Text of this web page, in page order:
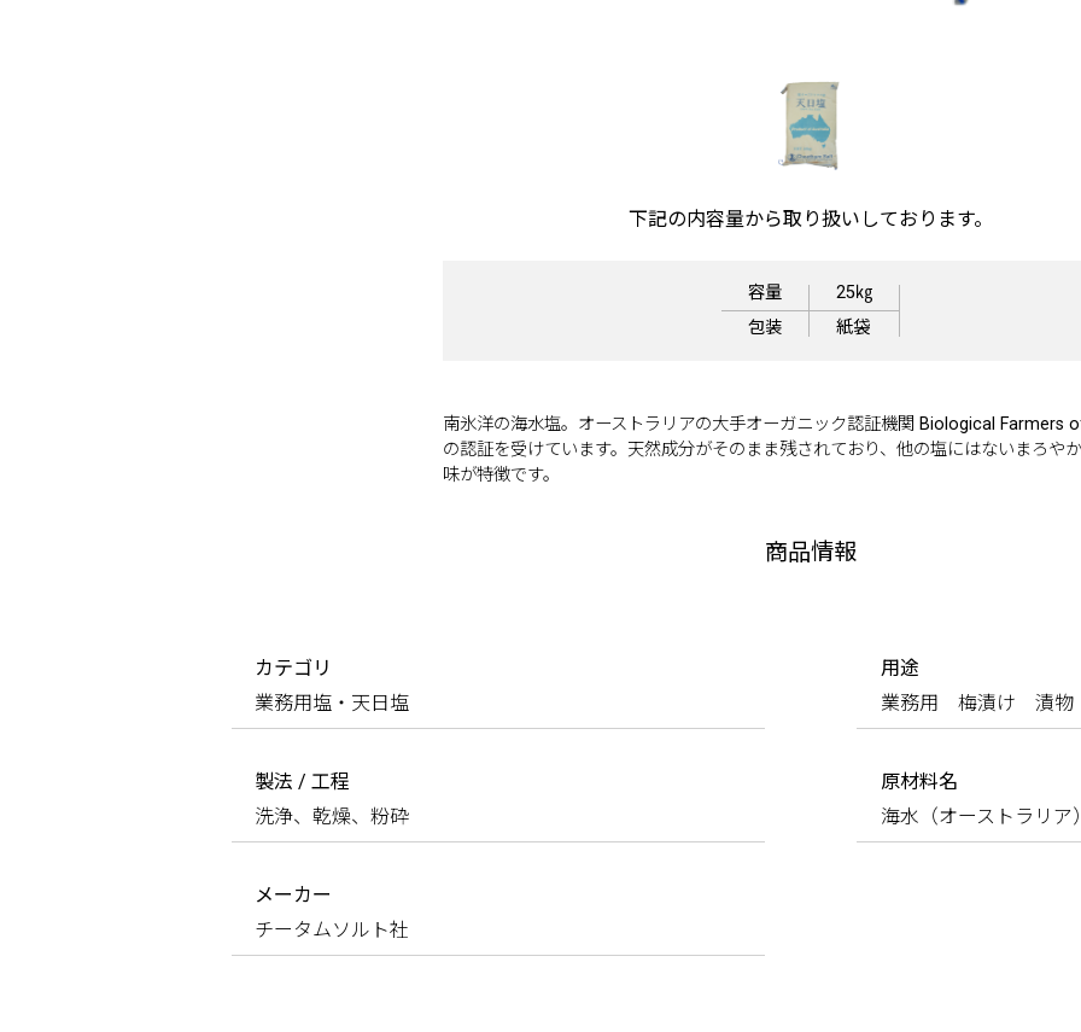
下記の内容量から取り扱いしております。
容量
包装
25㎏
紙袋
南氷洋の海水塩。オーストラリアの大手オーガニック認証機関 Biological Farmers
の認証を受けています。天然成分がそのまま残されており、他の塩にはないまろや
味が特徴です。
商品情報
カテゴリ
業務用塩・天日塩
用途
業務用 梅漬け 漬
製法 / 工程
洗浄、乾燥、粉砕
原材料名
海水（オーストラリア）
メーカー
チータムソルト社